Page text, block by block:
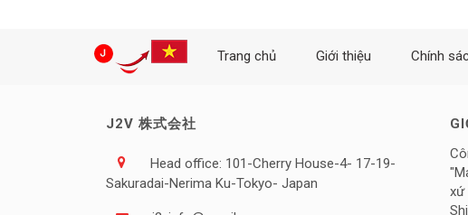
Trang chủ Giới thiệu Chính
J2V 株式会社
Head office: 101-Cherry House-4- 17-19-
Sakuradai-Nerima Ku-Tokyo- Japan